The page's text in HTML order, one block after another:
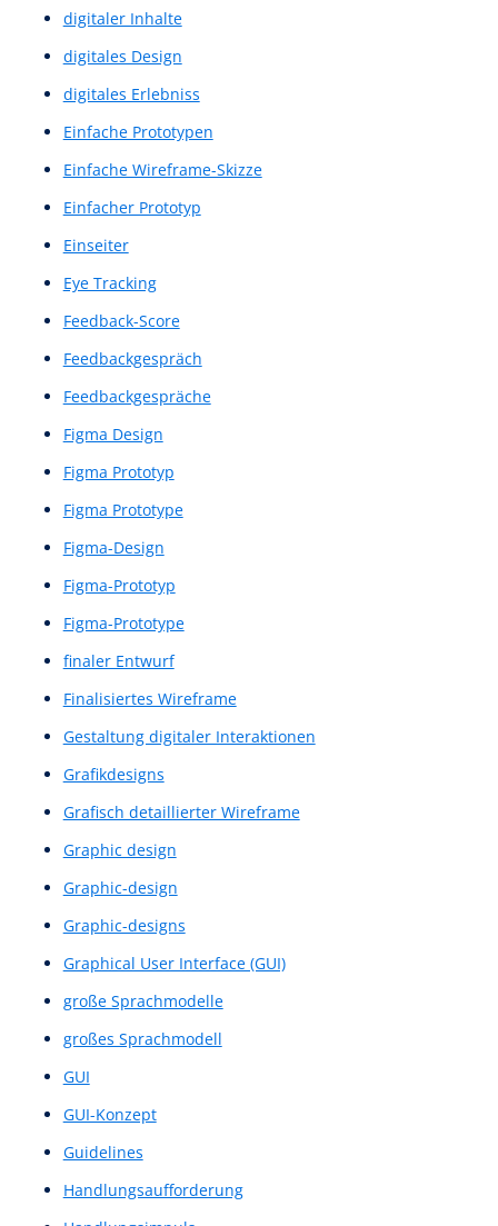
CTA
CTAs
Customer Journey
Customer-Journey
Design System
Design von Nutzerinteraktionen
Designsystem
Detaillierter UX-Entwurf
Detailliertes Wireframe
Dialogsystem
Digitale Assistenten
digitale Designs
digitale Erlebnisse
Digitaler Assistent
digitaler Inhalte
digitales Design
digitales Erlebniss
Einfache Prototypen
Einfache Wireframe-Skizze
Einfacher Prototyp
Feedback-Score
Feedbackgespräch
Feedbackgespräche